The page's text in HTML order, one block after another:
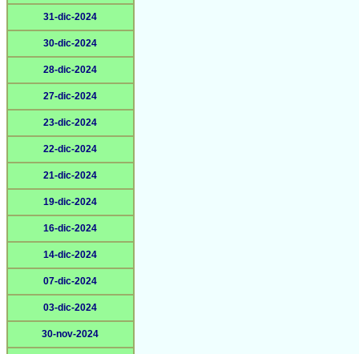
31-dic-2024
30-dic-2024
28-dic-2024
27-dic-2024
23-dic-2024
22-dic-2024
21-dic-2024
19-dic-2024
16-dic-2024
14-dic-2024
07-dic-2024
03-dic-2024
30-nov-2024